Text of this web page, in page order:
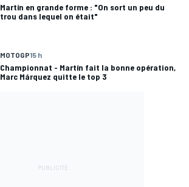
Martín en grande forme : "On sort un peu du
trou dans lequel on était"
MOTOGP15 h
Championnat - Martín fait la bonne opération,
Marc Márquez quitte le top 3